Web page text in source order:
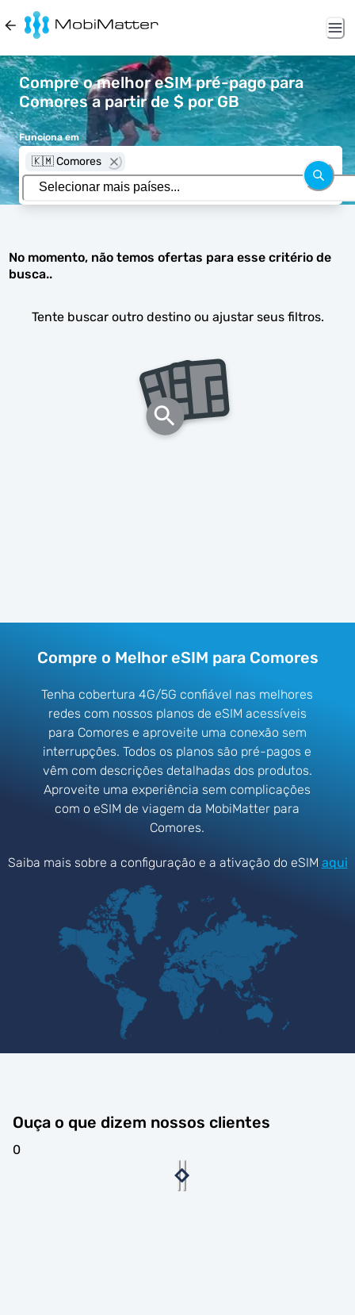
Compre o melhor eSIM pré-pago para
Comores a partir de $ por GB
Funciona em
🇰🇲 Comores
No momento, não temos ofertas para esse critério de
busca..
Tente buscar outro destino ou ajustar seus filtros.
Compre o Melhor eSIM para Comores
Tenha cobertura 4G/5G confiável nas melhores
redes com nossos planos de eSIM acessíveis
para Comores e aproveite uma conexão sem
interrupções. Todos os planos são pré-pagos e
vêm com descrições detalhadas dos produtos.
Aproveite uma experiência sem complicações
com o eSIM de viagem da MobiMatter para
Comores.
Saiba mais sobre a configuração e a ativação do eSIM aqui
Ouça o que dizem nossos clientes
0